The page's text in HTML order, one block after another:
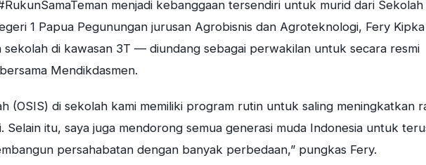
menjadi kebanggaan tersendiri untuk murid dari Sekolah
1 Papua Pegunungan jurusan Agrobisnis dan Agroteknologi, Fery
di kawasan 3T — diundang sebagai perwakilan untuk secara resmi
Mendikdasmen.
(OSIS) di sekolah kami memiliki program rutin untuk saling meningkatkan
Selain itu, saya juga mendorong semua generasi muda Indonesia untuk
persahabatan dengan banyak perbedaan,” pungkas Fery.